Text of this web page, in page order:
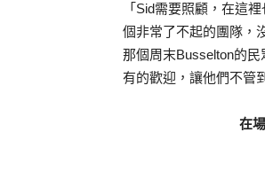
「Sid需要照顧，在這
個非常了不起的團隊，
那個周末Busselton的
有的歡迎，讓他們不管
在